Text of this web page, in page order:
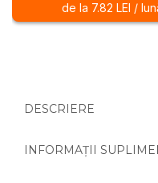
(1.3
de la 7.82 LEI /
DESCRIERE
INFORMAȚII